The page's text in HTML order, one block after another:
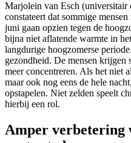
Marjolein van Esch
constateert dat sommige
juni gaan opzien tegen de
bijna niet aflatende warmte in
langdurige hoogzomerse
gezondheid. De mensen krijgen
meer concentreren. Als het niet
maar ook nog eens de hele
opstapelen. Niet zelden speelt
hierbij een rol.
Amper verbetering